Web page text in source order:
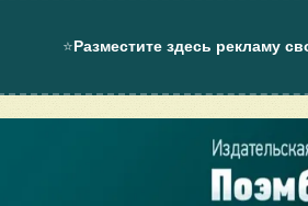
⭐Разместите здесь рекламу